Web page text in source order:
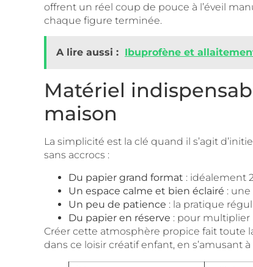
offrent un réel coup de pouce à l’éveil
chaque figure terminée.
A lire aussi : Ibuprofène et
Matériel
maison
La simplicité est la clé quand il s’agit
sans accrocs :
Du papier grand format : idéalement
Un espace calme et bien éclairé :
Un peu de patience : la pratique
Du papier en réserve : pour multiplier
Créer cette atmosphère propice fait toute
dans ce loisir créatif enfant, en s’amusant